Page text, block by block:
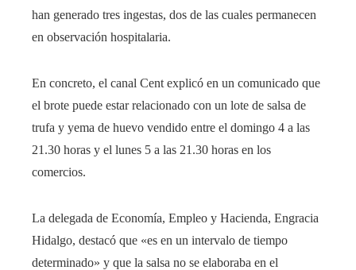
han generado tres ingestas, dos de las cuales permanecen
en observación hospitalaria.
En concreto, el canal Cent explicó en un comunicado que
el brote puede estar relacionado con un lote de salsa de
trufa y yema de huevo vendido entre el domingo 4 a las
21.30 horas y el lunes 5 a las 21.30 horas en los
comercios.
La delegada de Economía, Empleo y Hacienda, Engracia
Hidalgo, destacó que «es en un intervalo de tiempo
determinado» y que la salsa no se elaboraba en el